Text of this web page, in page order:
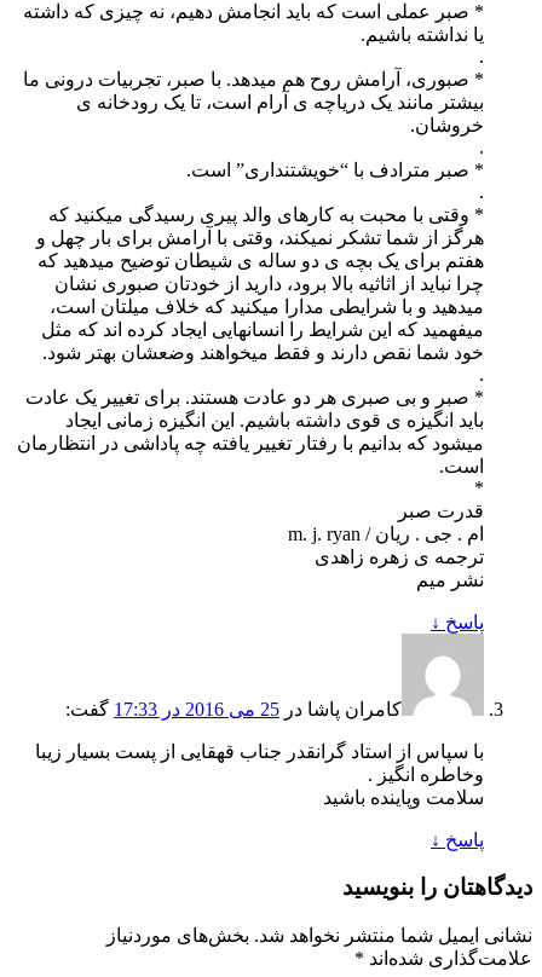
* صبر عملی است که باید انجامش دهیم، نه چیزی که داشته
یا نداشته باشیم.
.
* صبوری، آرامش روح هم میدهد. با صبر، تجربیات درونی ما
بیشتر مانند یک دریاچه ی آرام است، تا یک رودخانه ی
خروشان.
.
* صبر مترادف با “خویشتنداری” است.
.
* وقتی با محبت به کارهای والد پیری رسیدگی میکنید که
هرگز از شما تشکر نمیکند، وقتی با آرامش برای بار چهل و
هفتم برای یک بچه ی دو ساله ی شیطان توضیح میدهید که
چرا نباید از اثاثیه بالا برود، دارید از خودتان صبوری نشان
میدهید و با شرایطی مدارا میکنید که خلاف میلتان است،
میفهمید که این شرایط را انسانهایی ایجاد کرده اند که مثل
خود شما نقص دارند و فقط میخواهند وضعشان بهتر شود.
.
* صبر و بی صبری هر دو عادت هستند. برای تغییر یک عادت
باید انگیزه ی قوی داشته باشیم. این انگیزه زمانی ایجاد
میشود که بدانیم با رفتار تغییر یافته چه پاداشی در انتظارمان
است.
*
قدرت صبر
ام . جی . ریان / m. j. ryan
ترجمه ی زهره زاهدی
نشر میم
پاسخ ↓
کامران پاشا در 25 می 2016 در 17:33 گفت:
با سپاس از استاد گرانقدر جناب قهقایی از پست بسیار زیبا
وخاطره انگیز .
سلامت وپاینده باشید
پاسخ ↓
دیدگاهتان را بنویسید
نشانی ایمیل شما منتشر نخواهد شد. بخش‌های موردنیاز
علامت‌گذاری شده‌اند *